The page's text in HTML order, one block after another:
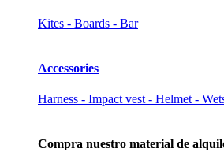
Kites - Boards - Bar
Accessories
Harness - Impact vest - Helmet -
Compra nuestro material de